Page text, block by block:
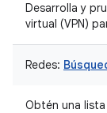
Desarrolla y
virtual (VPN)
Redes:
Obtén una